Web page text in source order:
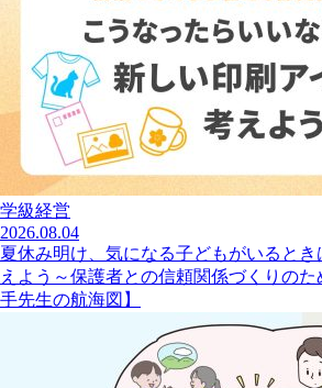
学級経営
2026.08.04
夏休み明け、気になる子どもがいると
えよう～保護者との信頼関係づくりの
手先生の航海図】